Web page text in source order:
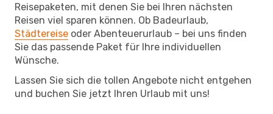
Reisepaketen, mit denen Sie bei Ihren nächsten
Reisen viel sparen können. Ob Badeurlaub,
Städtereise oder Abenteuerurlaub – bei uns finden
Sie das passende Paket für Ihre individuellen
Wünsche.
Lassen Sie sich die tollen Angebote nicht entgehen
und buchen Sie jetzt Ihren Urlaub mit uns!